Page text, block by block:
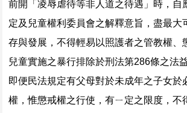
前開「凌辱虐待等非人道之待遇」時，自
定及兒童權利委員會之解釋意旨，盡最大
存與發展，不得輕易以照護者之管教權、
兒童實施之暴行排除於刑法第286條之法
即便民法規定有父母對於未成年之子女於
權，惟懲戒權之行使，有ㄧ定之限度，不